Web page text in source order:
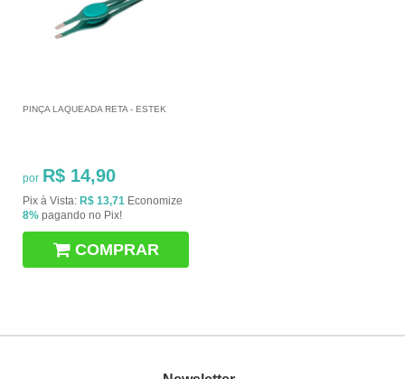
PINÇA LAQUEADA RETA - ESTEK
por R$ 14,90
Pix à Vista: R$ 13,71 Economize
8% pagando no Pix!
COMPRAR